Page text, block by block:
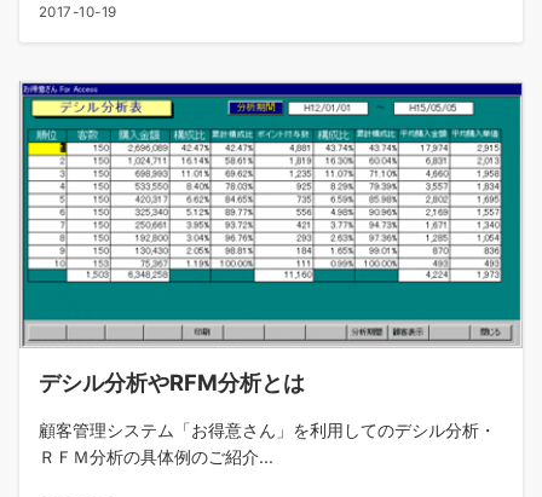
2017-10-19
デシル分析やRFM分析とは
顧客管理システム「お得意さん」を利用してのデシル分析・
ＲＦＭ分析の具体例のご紹介...